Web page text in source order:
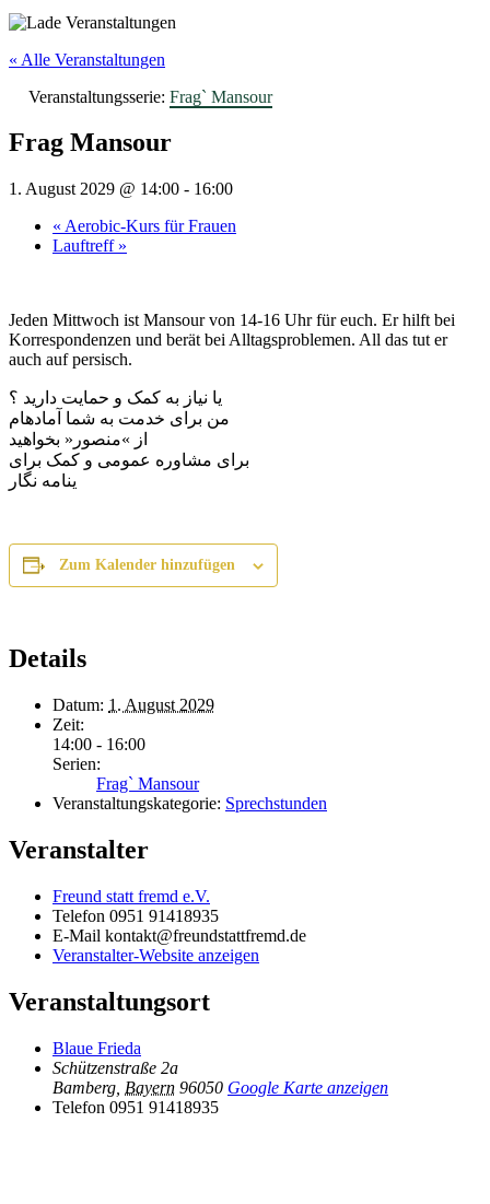
« Alle Veranstaltungen
Veranstaltungsserie: Frag` Mansour
Frag Mansour
1. August 2029 @ 14:00 - 16:00
« Aerobic-Kurs für Frauen
Lauftreff »
Jeden Mittwoch ist Mansour von 14-16 Uhr für euch. Er hilft bei
Korrespondenzen und berät bei Alltagsproblemen. All das tut er
auch auf persisch.
یا نیاز به کمک و حمایت دارید ؟
من برای خدمت به شما آمادهام
از »منصور« بخواهید
برای مشاوره عمومی و کمک برای
ینامه نگار
Zum Kalender hinzufügen
Details
Datum: 1. August 2029
Zeit:
14:00 - 16:00
Serien:
Frag` Mansour
Veranstaltungskategorie: Sprechstunden
Veranstalter
Freund statt fremd e.V.
Telefon 0951 91418935
E-Mail kontakt@freundstattfremd.de
Veranstalter-Website anzeigen
Veranstaltungsort
Blaue Frieda
Schützenstraße 2a
Bamberg Bayern 96050 Google Karte anzeigen
Telefon 0951 91418935